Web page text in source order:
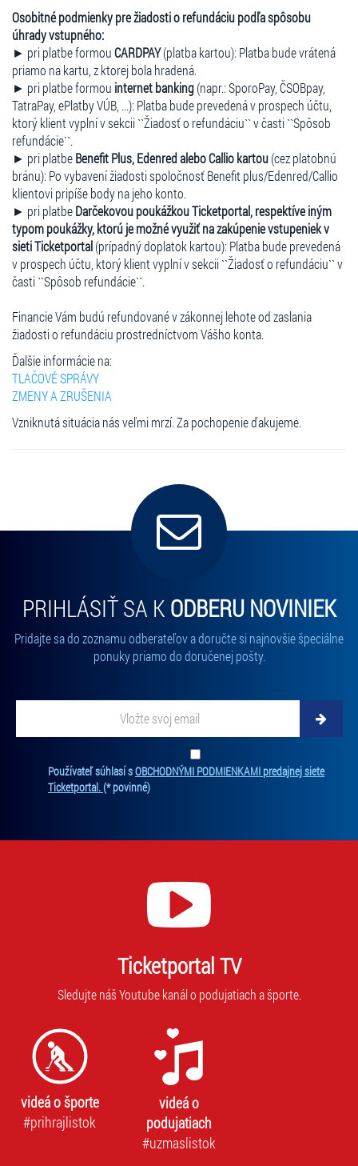
Osobitné podmienky pre žiadosti o refundáciu podľa spôsobu
úhrady vstupného:
► pri platbe formouCARDPAY(platba kartou): Platba bude vrátená
priamo na kartu, z ktorej bola hradená.
► pri platbe formou internet banking(napr.: SporoPay, ČSOBpay,
TatraPay, ePlatby VÚB, ...): Platba bude prevedená v prospech účtu,
ktorý klient vyplní v sekcii ``Žiadosť o refundáciu`` v časti ``Spôsob
refundácie``.
► pri platbeBenefit Plus, Edenred alebo Callio kartou(cez platobnú
bránu): Po vybavení žiadosti spoločnosť Benefit plus/Edenred/Callio
klientovi pripíše body na jeho konto.
► pri platbeDarčekovou poukážkou Ticketportal, respektíve iným
typom poukážky, ktorú je možné využiť na zakúpenie vstupeniek v
sieti Ticketportal(prípadný doplatok kartou): Platba bude prevedená
v prospech účtu, ktorý klient vyplní v sekcii ``Žiadosť o refundáciu`` v
časti ``Spôsob refundácie``.
Financie Vám budú refundované v zákonnej lehote od zaslania
žiadosti o refundáciu prostredníctvom Vášho konta.
Ďalšie informácie na:
TLAČOVÉ SPRÁVY
ZMENY A ZRUŠENIA
Vzniknutá situácia nás veľmi mrzí. Za pochopenie ďakujeme.
PRIHLÁSIŤ SA K ODBERU NOVINIEK
Pridajte sa do zoznamu odberateľov a doručte si najnovšie špeciálne
ponuky priamo do doručenej pošty.
Používateľ súhlasí sOBCHODNÝMI PODMIENKAMI predajnej siete
Ticketportal.(* povinné)
Ticketportal TV
Sledujte náš Youtube kanál o podujatiach a športe.
videá o športe
#prihrajlistok
videá o
podujatiach
#uzmaslistok